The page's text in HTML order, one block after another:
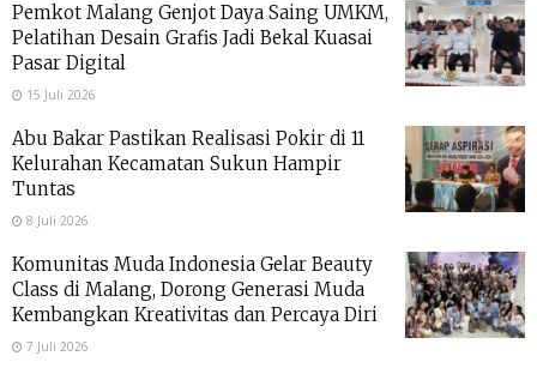
Pemkot Malang Genjot Daya Saing UMKM,
Pelatihan Desain Grafis Jadi Bekal Kuasai
Pasar Digital
15 Juli 2026
Abu Bakar Pastikan Realisasi Pokir di 11
Kelurahan Kecamatan Sukun Hampir
Tuntas
8 Juli 2026
Komunitas Muda Indonesia Gelar Beauty
Class di Malang, Dorong Generasi Muda
Kembangkan Kreativitas dan Percaya Diri
7 Juli 2026